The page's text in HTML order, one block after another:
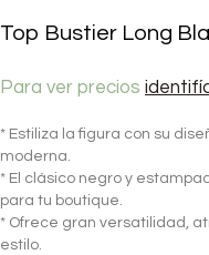
Top Bustier Long
Para ver precios
* Estiliza la figura con su
moderna.
* El clásico negro y
para tu boutique.
* Ofrece gran versatilidad,
estilo.